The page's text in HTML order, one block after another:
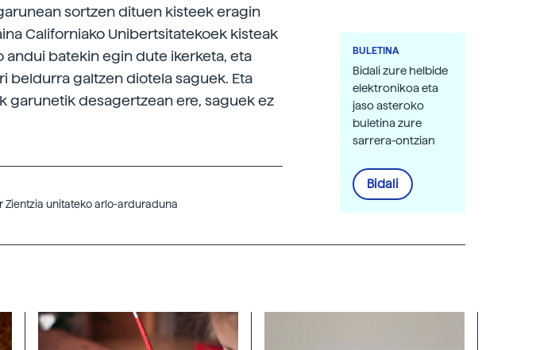
sortzen dituen kisteek eragin
Californiako Unibertsitatekoek kisteak
batekin egin dute ikerketa, eta
beldurra galtzen diotela saguek. Eta
garunetik desagertzean ere, saguek ez
Zientzia unitateko arlo-arduraduna
BULETINA
Bidali zure helbide
elektronikoa eta
jaso asteroko
buletina zure
sarrera-ontzian
Bidali